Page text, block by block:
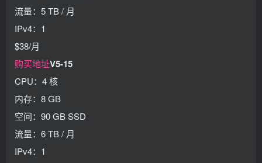
流量：5 TB / 月
IPv4：1
$38/月
购买地址V5-15
CPU：4 核
内存：8 GB
空间：90 GB SSD
流量：6 TB / 月
IPv4：1